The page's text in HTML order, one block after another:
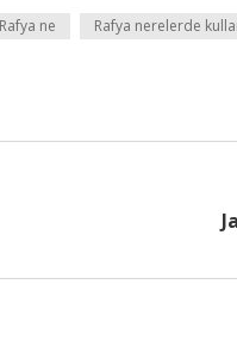
Rafya ne Rafya nerelerde